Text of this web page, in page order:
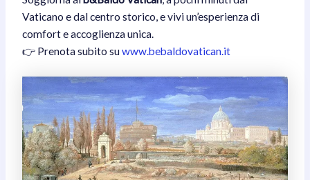
Vaticano e dal centro storico, e vivi un’esperienza di
comfort e accoglienza unica.
👉 Prenota subito suwww.bebaldovatican.it